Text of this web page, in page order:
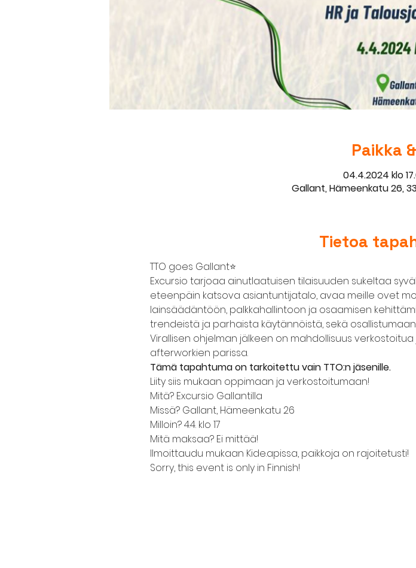
Paikka
04.4.2024 klo
Gallant, Hämeenkatu 26,
Tietoa
TTO goes Gallant⭐️
Excursio tarjoaa ainutlaatuisen tilaisuuden sukeltaa
eteenpäin katsova asiantuntijatalo, avaa meille ovet
lainsäädäntöön, palkkahallintoon ja osaamisen
trendeistä ja parhaista käytännöistä, sekä
Virallisen ohjelman jälkeen on mahdollisuus
afterworkien parissa.
Tämä tapahtuma on tarkoitettu vain TTO:n jäsenille.
Liity siis mukaan oppimaan ja verkostoitumaan!
Mitä? Excursio Gallantilla
Missä? Gallant, Hämeenkatu 26
Milloin? 4.4. klo 17
Mitä maksaa? Ei mittää!
Ilmoittaudu mukaan Kide.apissa, paikkoja on rajoitetusti!
Sorry, this event is only in Finnish!